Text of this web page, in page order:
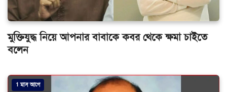
মুক্তিযুদ্ধ নিয়ে আপনার বাবাকে কবর থেকে ক্ষমা চাইতে
বলেন
1 মাস আগে